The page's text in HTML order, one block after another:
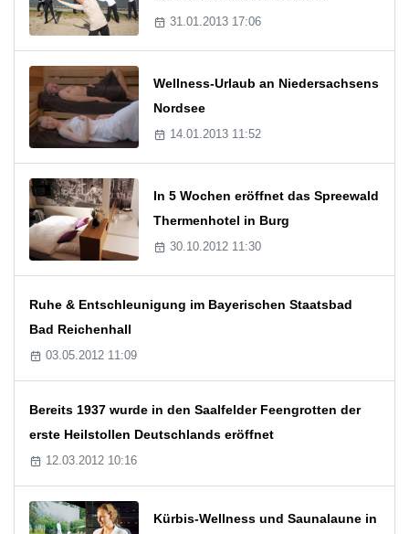
31.01.2013 17:06
Wellness-Urlaub an Niedersachsens
Nordsee
14.01.2013 11:52
In 5 Wochen eröffnet das Spreewald
Thermenhotel in Burg
30.10.2012 11:30
Ruhe & Entschleunigung im Bayerischen Staatsbad
Bad Reichenhall
03.05.2012 11:09
Bereits 1937 wurde in den Saalfelder Feengrotten der
erste Heilstollen Deutschlands eröffnet
12.03.2012 10:16
Kürbis-Wellness und Saunalaune in